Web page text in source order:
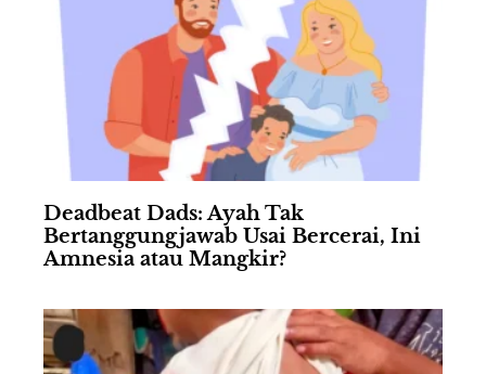
Deadbeat Dads: Ayah Tak
Bertanggungjawab Usai Bercerai, Ini
Amnesia atau Mangkir?